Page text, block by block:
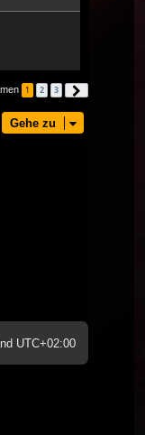
1 2 3
Gehe zu
UTC+02:00